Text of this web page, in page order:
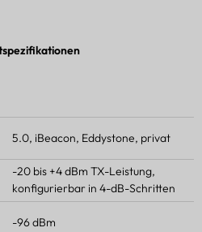
5.0, iBeacon, Eddystone, privat
-20 bis +4 dBmTX-Leistung,
konfigurierbar in 4-dB-Schritten
-96 dBm